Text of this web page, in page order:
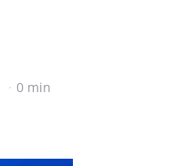
0 min